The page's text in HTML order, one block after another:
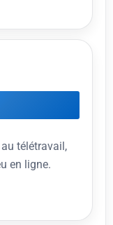
télétravail,
en ligne.